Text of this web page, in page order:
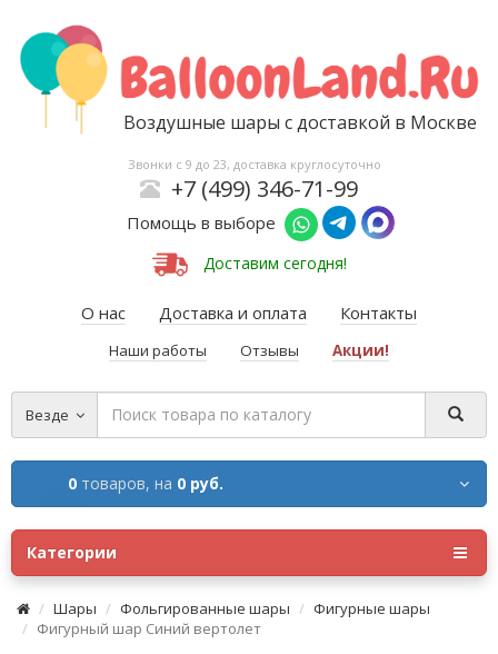
Воздушные шары с доставкой в Москве
Звонки с 9 до 23, доставка круглосуточно
+7 (499) 346-71-99
Помощь в выборе
Доставим сегодня!
О нас Доставка и оплата Контакты
Наши работы Отзывы Акции!
Везде
0 товаров, на 0 руб.
Категории
Шары Фольгированные шары
Фигурные шары
Фигурный шар Синий вертолет